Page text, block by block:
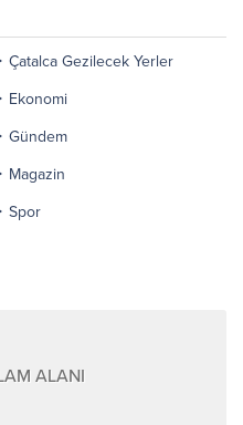
Çatalca Gezilecek Yerler
Ekonomi
Gündem
Magazin
Spor
ALANI